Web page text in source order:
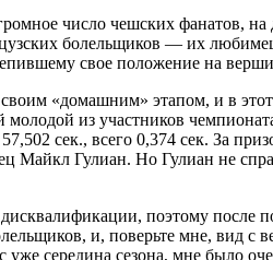
число чешских фанатов,
болельщиков — их
свое положение на
«домашним» этапом, и в
из участников
сек., всего 0,374 сек. За
Майкл Гулиан. Но Гулиан не
поэтому после
и, поверьте мне, вид с
середина сезона, мне было